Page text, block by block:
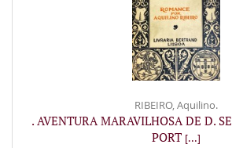
RIBEIRO, Aquilino.
. AVENTURA MARAVILHOSA DE D.
PORT [...]